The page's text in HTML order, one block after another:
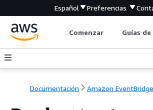
Español Preferencias
Comenzar Guías
Documentación Amazon EventBridge